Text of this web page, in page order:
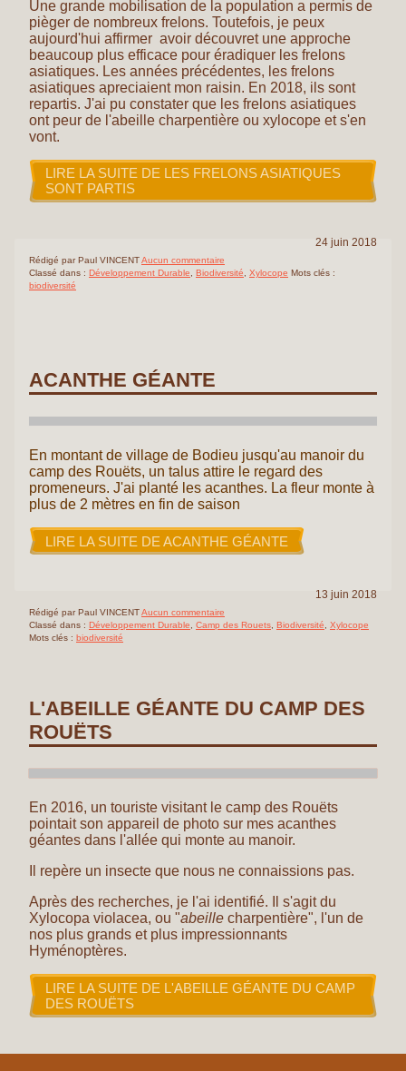
Une grande mobilisation de la population a permis de
pièger de nombreux frelons. Toutefois, je peux
aujourd'hui affirmer avoir découvret une approche
beaucoup plus efficace pour éradiquer les frelons
asiatiques. Les années précédentes, les frelons
asiatiques apreciaient mon raisin. En 2018, ils sont
repartis. J'ai pu constater que les frelons asiatiques
ont peur de l'abeille charpentière ou xylocope et s'en
vont.
LIRE LA SUITE DE LES FRELONS ASIATIQUES
SONT PARTIS
ACANTHE GÉANTE
En montant de village de Bodieu jusqu'au manoir du
camp des Rouëts, un talus attire le regard des
promeneurs. J'ai planté les acanthes. La fleur monte à
plus de 2 mètres en fin de saison
LIRE LA SUITE DE ACANTHE GÉANTE
24 juin 2018
Rédigé par Paul VINCENTAucun commentaire
Classé dans : Développement Durable Biodiversité Xylocope Mots clés :
biodiversité
L'ABEILLE GÉANTE DU CAMP DES
ROUËTS
En 2016, un touriste visitant le camp des Rouëts
pointait son appareil de photo sur mes acanthes
géantes dans l'allée qui monte au manoir.
Il repère un insecte que nous ne connaissions pas.
Après des recherches, je l'ai identifié. Il s'agit du
Xylocopa violacea, ou "abeille charpentière", l'un de
nos plus grands et plus impressionnants
Hyménoptères.
LIRE LA SUITE DE L'ABEILLE GÉANTE DU CAMP
DES ROUËTS
13 juin 2018
Rédigé par Paul VINCENTAucun commentaire
Classé dans : Développement Durable, Camp des Rouets, Biodiversité, Xylocope
Mots clés : biodiversité